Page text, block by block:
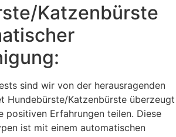
Katzenbürste
sind wir von der herausragenden
Hundebürste/Katzenbürste überzeugt
positiven Erfahrungen teilen. Diese
ist mit einem automatischen